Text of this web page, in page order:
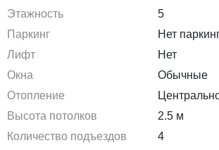
Этажность
5
Паркинг
Нет
Лифт
Нет
Окна
Обычные
Отопление
Высота потолков
2.5 м
Количество подъездов
4